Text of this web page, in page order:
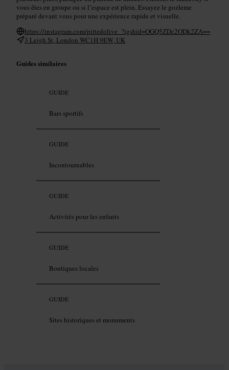
vous êtes en groupe ou si l’espace est plein. Essayez le gozleme
préparé devant vous pour une expérience rapide et visuelle.
https://instagram.com/pittedolive_?igshid=OGQ5ZDc2ODk2ZA==
3 Leigh St, London WC1H 9EW, UK
Guides similaires
GUIDE
Bars sportifs
GUIDE
Incontournables
GUIDE
Activités pour les enfants
GUIDE
Boutiques locales
GUIDE
Sites historiques et monuments